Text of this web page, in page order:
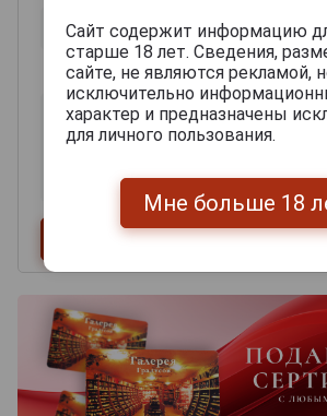
0
Сайт содержит информацию
старше 18 лет. Сведения,
сайте, не являются рекламой,
исключительно
характер и предназначены
для личного пользования.
Мне больше 18